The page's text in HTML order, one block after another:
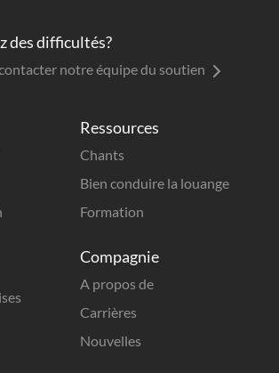
Ressources
Chants
Bien conduire la louange
Formation
Compagnie
A propos de
Carrières
Nouvelles
des difficultés?
notre équipe du soutien